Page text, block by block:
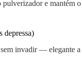
pulverizador e mantém o
depressa)
invadir — elegante a